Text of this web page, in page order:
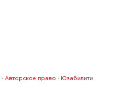
• Авторское право • Юзабилити